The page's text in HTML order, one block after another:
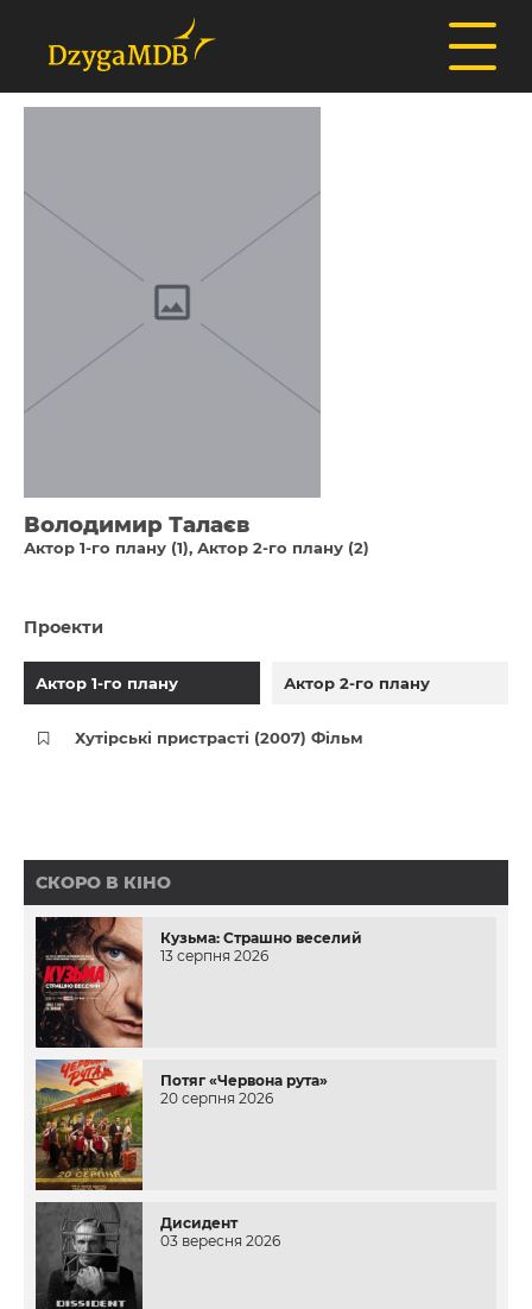
Володимир Талаєв
Актор 1-го плану (1) Актор 2-го плану (2)
Проекти
Актор 1-го плану Актор 2-го плану
Хутірські пристрасті (2007) Фільм
СКОРО В КІНО
Кузьма: Страшно веселий
13 серпня 2026
Потяг «Червона рута»
20 серпня 2026
Дисидент
03 вересня 2026